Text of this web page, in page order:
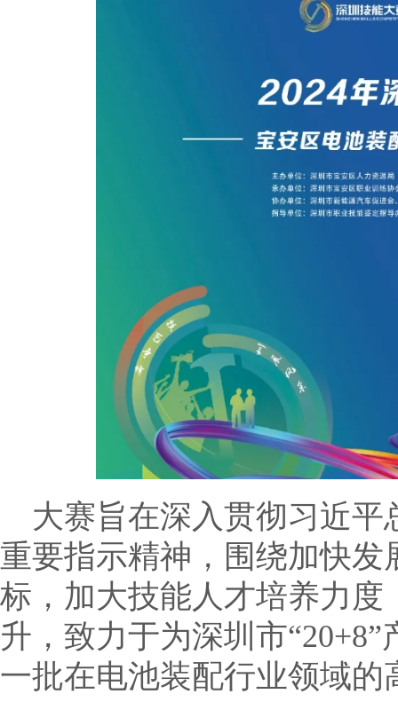
大赛旨在深入贯彻习近
重要指示精神，围绕加快
标，加大技能人才培养力
升，致力于为深圳市
一批在电池装配行业领域的